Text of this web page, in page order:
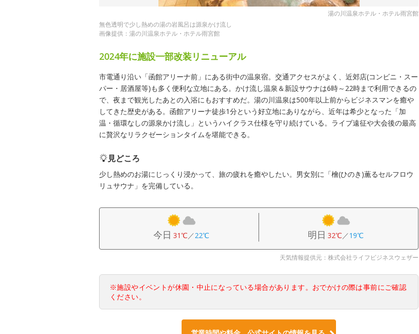
湯の川温泉ホテル・ホテル雨宮館
無色透明で少し熱めの湯の岩風呂は源泉かけ流し
画像提供：湯の川温泉ホテル・ホテル雨宮館
2024年に施設一部改装リニューアル
市電通り沿い「函館アリーナ前」にある街中の温泉宿。交通アクセスがよく、近郊店(コンビニ・スー
パー・居酒屋等)も多く便利な立地にある。かけ流し温泉＆新設サウナは6時～22時まで利用できるの
で、夜まで観光したあとの入浴にもおすすめだ。湯の川温泉は500年以上前からビジネスマンを癒や
してきた歴史がある。函館アリーナ徒歩1分という好立地にありながら、近年は希少となった「加
温・循環なしの源泉かけ流し」というハイクラス仕様を守り続けている。ライブ遠征や大会後の最高
に贅沢なリラクゼーションタイムを堪能できる。
見どころ
少し熱めのお湯にじっくり浸かって、旅の疲れを癒やしたい。男女別に「檜(ひのき)薫るセルフロウ
リュサウナ」を完備している。
今日 31℃／22℃ 明日 32℃／19℃
天気情報提供元：株式会社ライフビジネスウェザー
※施設やイベントが休園・中止になっている場合があります。おでかけの際は事前にご確認
ください。